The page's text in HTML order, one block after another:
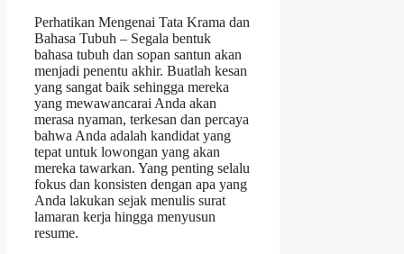
Perhatikan Mengenai Tata Krama dan
Bahasa Tubuh – Segala bentuk
bahasa tubuh dan sopan santun akan
menjadi penentu akhir. Buatlah kesan
yang sangat baik sehingga mereka
yang mewawancarai Anda akan
merasa nyaman, terkesan dan percaya
bahwa Anda adalah kandidat yang
tepat untuk lowongan yang akan
mereka tawarkan. Yang penting selalu
fokus dan konsisten dengan apa yang
Anda lakukan sejak menulis surat
lamaran kerja hingga menyusun
resume.